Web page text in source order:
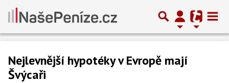
Nejlevnější hypotéky v Evropě mají
Švýcaři